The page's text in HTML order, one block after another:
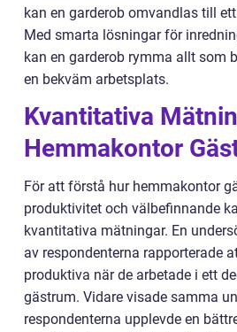
kan en garderob omvandlas till
Med smarta lösningar för
kan en garderob rymma allt som
en bekväm arbetsplats.
Kvantitativa
Hemmakontor
För att förstå hur hemmakontor
produktivitet och välbefinnande
kvantitativa mätningar. En
av respondenterna rapporterade
produktiva när de arbetade i ett
gästrum. Vidare visade samma
respondenterna upplevde en